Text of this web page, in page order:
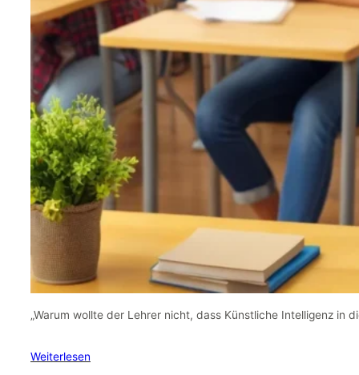
„Warum wollte der Lehrer nicht, dass Künstliche Intelligenz in
Weiterlesen